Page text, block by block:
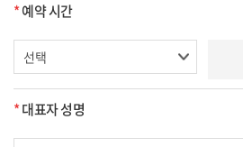
*예약 시간
*대표자 성명